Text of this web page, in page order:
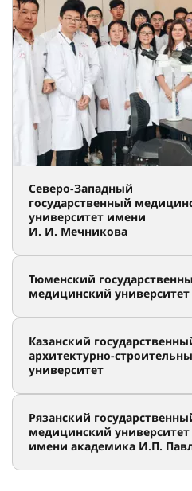
Северо-Западный
государственный
университет имени
И. И. Мечникова
Тюменский
медицинский университет
Казанский
архитектурно-
университет
Рязанский
медицинский университет
имени академика И.П.